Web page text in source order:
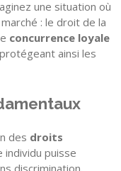
une situation où
: le droit de la
concurrence loyale
ainsi les
des droits
individu puisse